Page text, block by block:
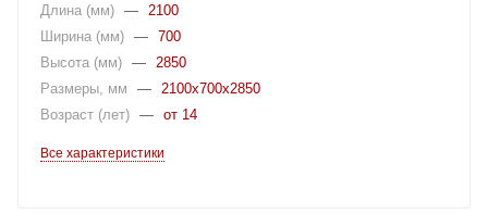
Длина (мм) —
2100
Ширина (мм) — 700
Высота (мм) —
2850
Размеры, мм
—
2100x700x2850
Возраст (лет) — от 14
Все характеристики